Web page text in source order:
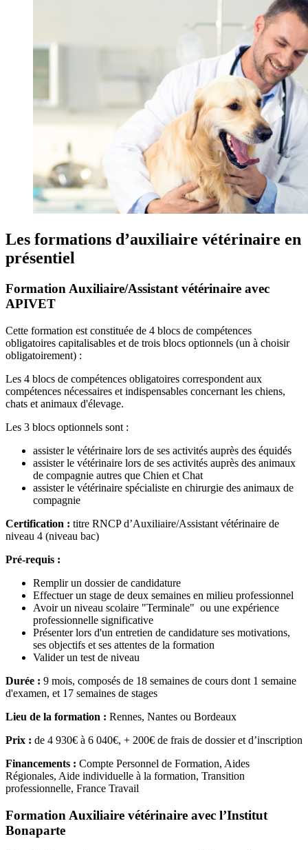
Les formations d’auxiliaire vétérinaire en
présentiel
Formation Auxiliaire/Assistant vétérinaire avec
APIVET
Cette formation est constituée de 4 blocs de compétences
obligatoires capitalisables et de trois blocs optionnels (un à choisir
obligatoirement) :
Les 4 blocs de compétences obligatoires correspondent aux
compétences nécessaires et indispensables concernant les chiens,
chats et animaux d'élevage.
Les 3 blocs optionnels sont :
assister le vétérinaire lors de ses activités auprès des équidés
assister le vétérinaire lors de ses activités auprès des animaux
de compagnie autres que Chien et Chat
assister le vétérinaire spécialiste en chirurgie des animaux de
compagnie
Certification : titre RNCP d’Auxiliaire/Assistant vétérinaire de
niveau 4 (niveau bac)
Pré-requis :
Remplir un dossier de candidature
Effectuer un stage de deux semaines en milieu professionnel
Avoir un niveau scolaire "Terminale" ou une expérience
professionnelle significative
Présenter lors d'un entretien de candidature ses motivations,
ses objectifs et ses attentes de la formation
Valider un test de niveau
Durée : 9 mois, composés de 18 semaines de cours dont 1 semaine
d'examen, et 17 semaines de stages
Lieu de la formation : Rennes, Nantes ou Bordeaux
Prix : de 4 930€ à 6 040€, + 200€ de frais de dossier et d’inscription
Financements : Compte Personnel de Formation, Aides
Régionales, Aide individuelle à la formation, Transition
professionnelle, France Travail
Formation Auxiliaire vétérinaire avec l’Institut
Bonaparte